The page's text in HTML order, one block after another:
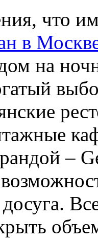
что
в
на
–
досуга.